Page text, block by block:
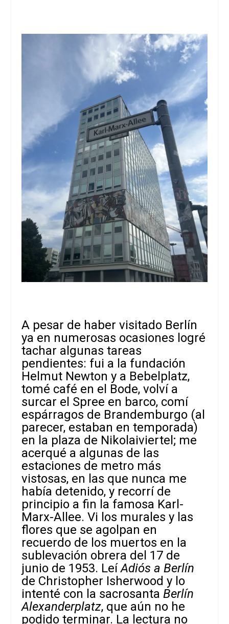
A pesar de haber visitado Berlín
ya en numerosas ocasiones logré
tachar algunas tareas
pendientes: fui a la fundación
Helmut Newton y a Bebelplatz,
tomé café en el Bode, volví a
surcar el Spree en barco, comí
espárragos de Brandemburgo (al
parecer, estaban en temporada)
en la plaza de Nikolaiviertel; me
acerqué a algunas de las
estaciones de metro más
vistosas, en las que nunca me
había detenido, y recorrí de
principio a fin la famosa Karl-
Marx-Allee. Vi los murales y las
flores que se agolpan en
recuerdo de los muertos en la
sublevación obrera del 17 de
junio de 1953. LeíAdiós a Berlín
de Christopher Isherwood y lo
intenté con la sacrosantaBerlín
Alexanderplatz, que aún no he
podido terminar. La lectura no